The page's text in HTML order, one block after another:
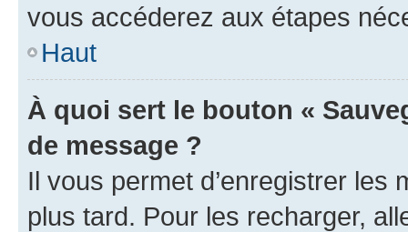
vous accéderez aux étapes
Haut
À quoi sert le bouton «
de message ?
Il vous permet d’enregistrer
plus tard. Pour les recharger,